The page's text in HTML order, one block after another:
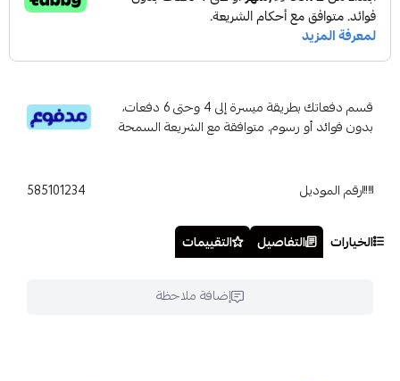
قسم دفعاتك بطريقة ميسرة إلى 4 وحتى 6 دفعات،
بدون فوائد أو رسوم. متوافقة مع الشريعة السمحة
رقم الموديل 585101234
الخيارات التفاصيل التقييمات
إضافة ملاحظة